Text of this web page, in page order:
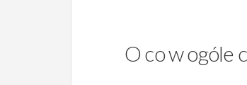
O co w ogóle